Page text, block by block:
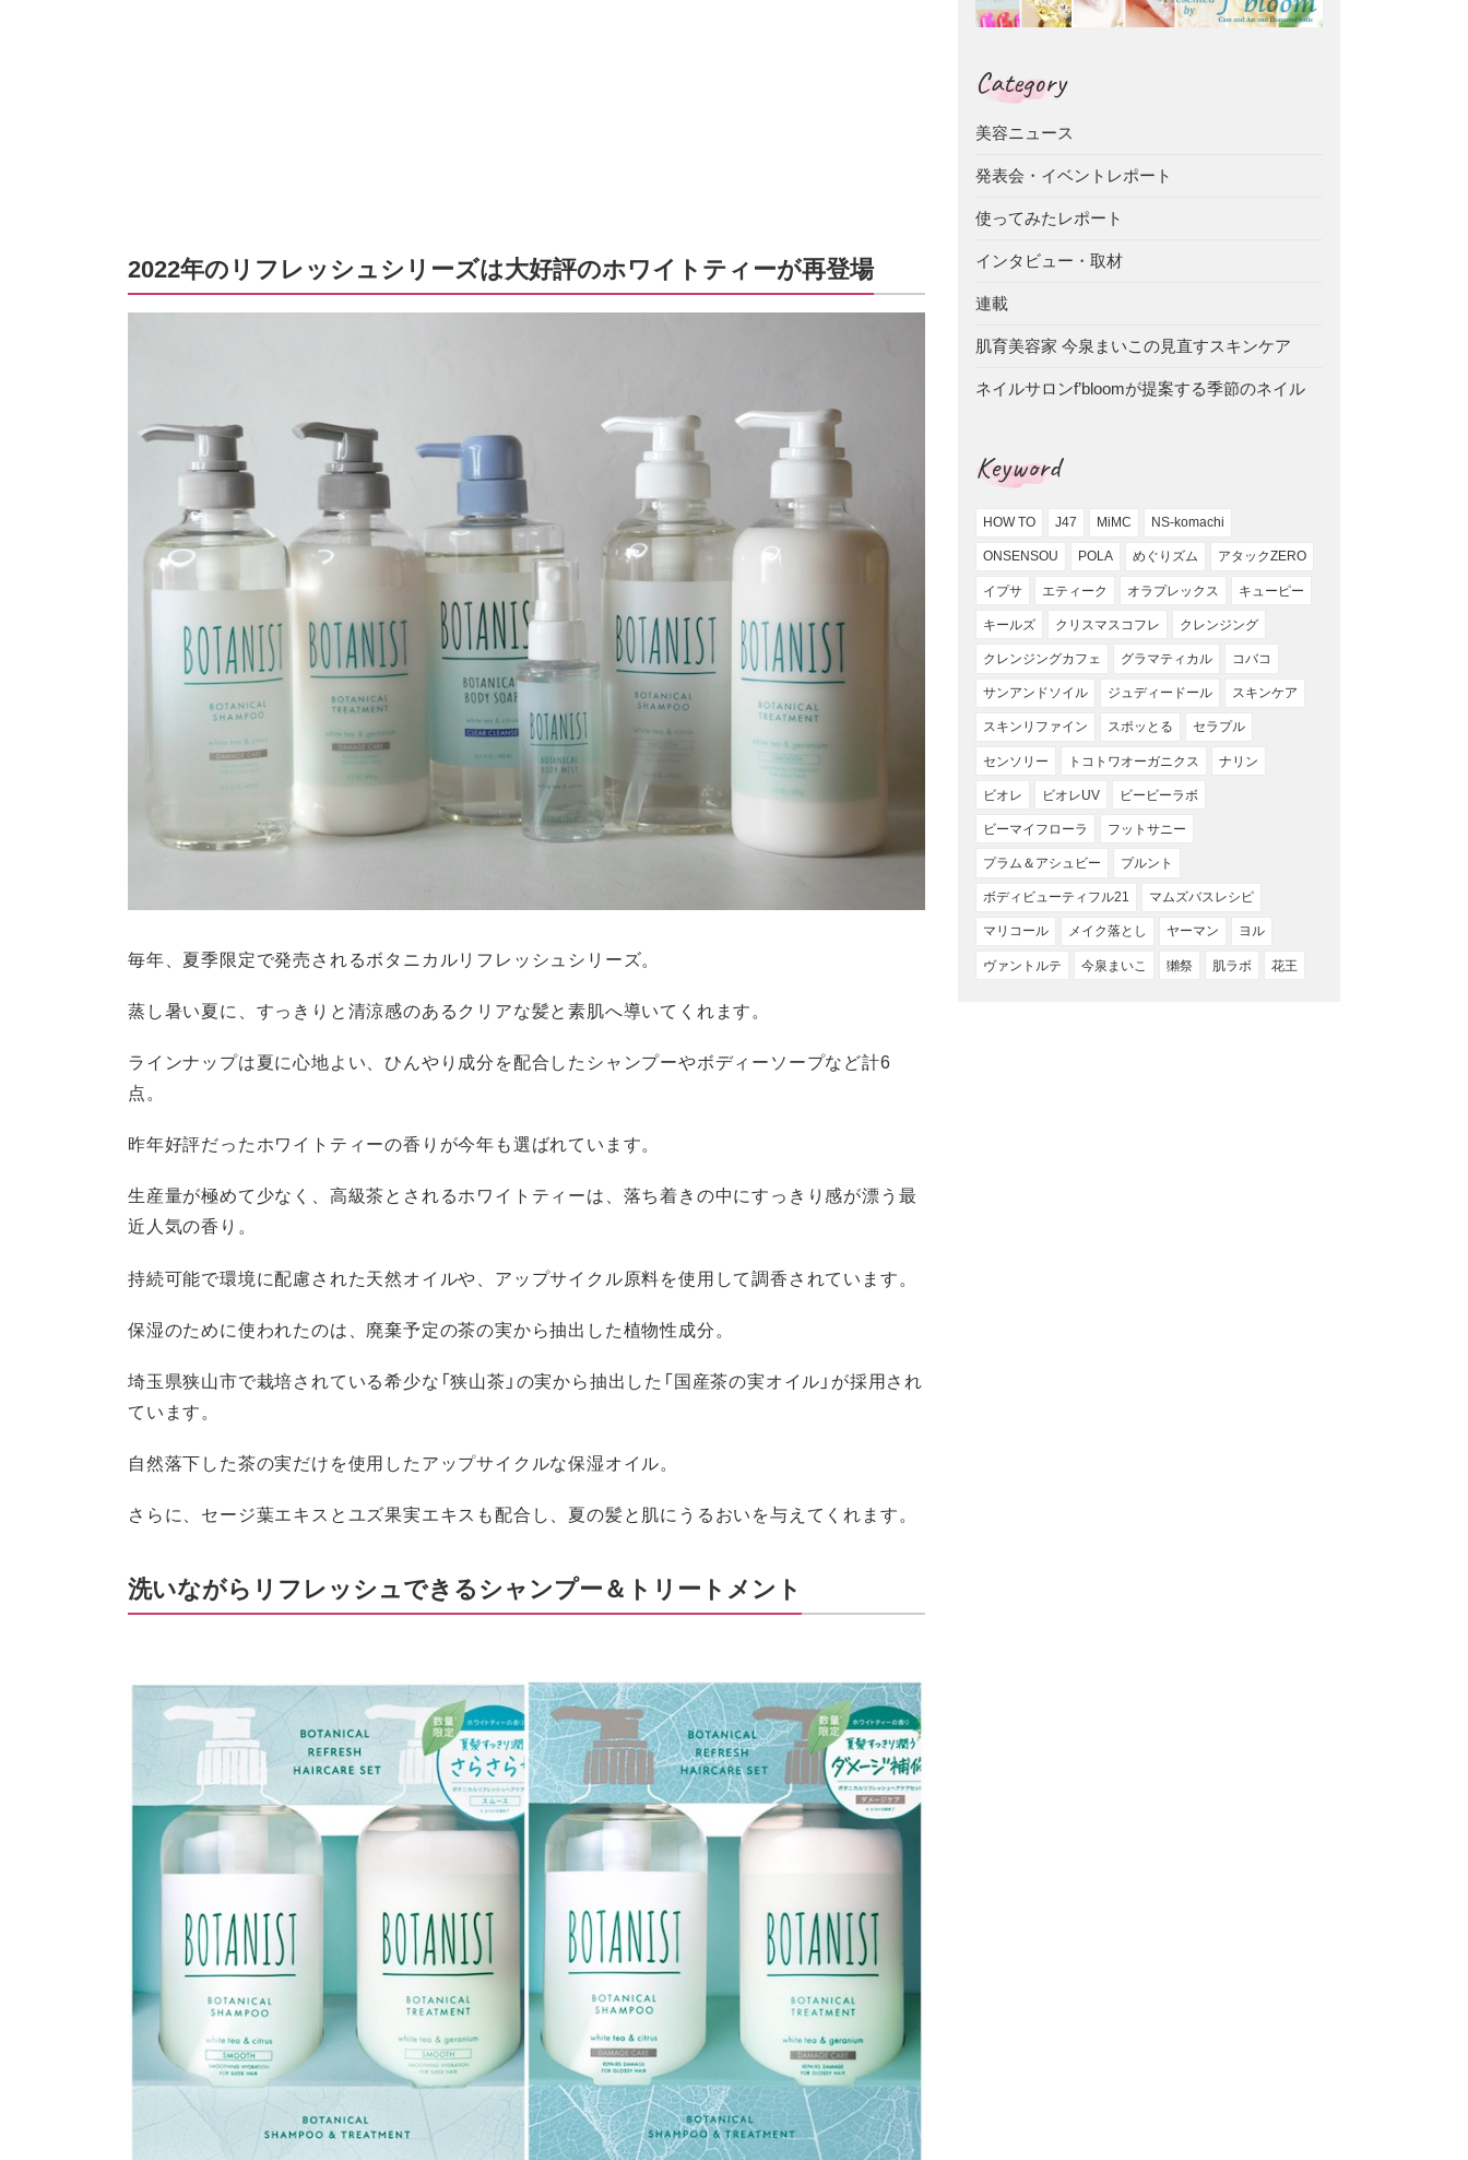
2022年のリフレッシュシリーズは大好評のホワイトティーが再登場
毎年、夏季限定で発売されるボタニカルリフレッシュシリーズ。
蒸し暑い夏に、すっきりと清涼感のあるクリアな髪と素肌へ導いてくれます。
ラインナップは夏に心地よい、ひんやり成分を配合したシャンプーやボディーソープなど計6
点。
昨年好評だったホワイトティーの香りが今年も選ばれています。
生産量が極めて少なく、高級茶とされるホワイトティーは、落ち着きの中にすっきり感が漂う最
近人気の香り。
持続可能で環境に配慮された天然オイルや、アップサイクル原料を使用して調香されています。
保湿のために使われたのは、廃棄予定の茶の実から抽出した植物性成分。
埼玉県狭山市で栽培されている希少な「狭山茶」の実から抽出した「国産茶の実オイル」が採用され
ています。
自然落下した茶の実だけを使用したアップサイクルな保湿オイル。
さらに、セージ葉エキスとユズ果実エキスも配合し、夏の髪と肌にうるおいを与えてくれます。
洗いながらリフレッシュできるシャンプー＆トリートメント
Category
美容ニュース
発表会・イベントレポート
使ってみたレポート
インタビュー・取材
連載
肌育美容家 今泉まいこの見直すスキンケア
ネイルサロンf’bloomが提案する季節のネイル
Keyword
HOW TO J47 MiMC NS-komachi
ONSENSOU POLA めぐりズム アタックZERO
イプサ エティーク オラプレックス キューピー
キールズ クリスマスコフレ クレンジング
クレンジングカフェ グラマティカル コバコ
サンアンドソイル ジュディードール スキンケア
スキンリファイン スポッとる セラプル
センソリー トコトワオーガニクス ナリン
ビオレ ビオレUV ビービーラボ
ビーマイフローラ フットサニー
プラム＆アシュビー プルント
ボディビューティフル21 マムズバスレシピ
マリコール メイク落とし ヤーマン ヨル
ヴァントルテ 今泉まいこ 獺祭 肌ラボ 花王